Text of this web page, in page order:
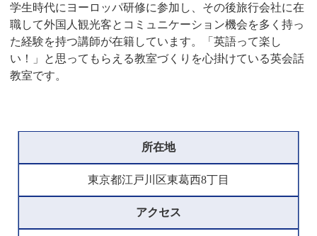
学生時代にヨーロッパ研修に参加し、その後旅行会社に在
職して外国人観光客とコミュニケーション機会を多く持っ
た経験を持つ講師が在籍しています。「英語って楽し
い！」と思ってもらえる教室づくりを心掛けている英会話
教室です。
所在地
東京都江戸川区東葛西8丁目
アクセス